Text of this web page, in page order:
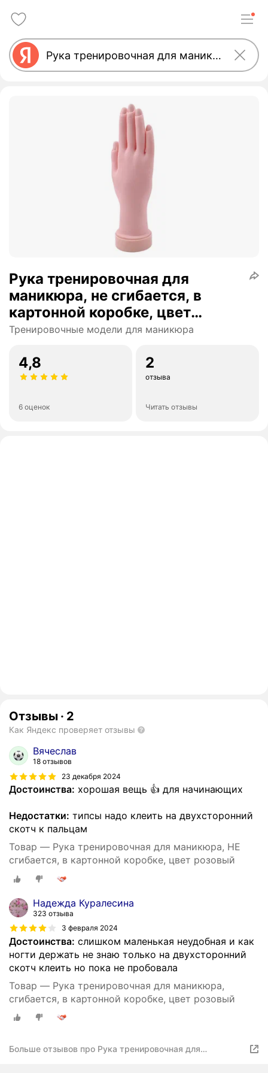
Рука тренировочная для
маникюра, не сгибается, в
картонной коробке, цвет
розовый
Тренировочные модели для маникюра
4,8
6 оценок
2
отзыва
Читать отзывы
Отзывы · 2
Как Яндекс проверяет отзывы
Вячеслав
18 отзывов
23 декабря 2024
Достоинства: хорошая вещь 👍 для начинающих
Недостатки: типсы надо клеить на двухсторонний
скотч к пальцам
Товар — Рука тренировочная для маникюра, НЕ
сгибается, в картонной коробке, цвет розовый
Надежда Куралесина
323 отзыва
3 февраля 2024
Достоинства: слишком маленькая неудобная и как
ногти держать не знаю только на двухсторонний
скотч клеить но пока не пробовала
Товар — Рука тренировочная для маникюра,
сгибается, в картонной коробке, цвет розовый
Больше отзывов про Рука тренировочная для